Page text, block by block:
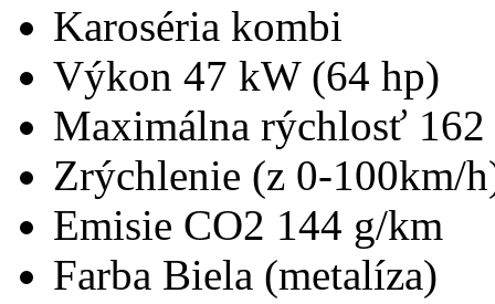
Karoséria kombi
Výkon 47 kW (64 hp)
Maximálna rýchlosť
Zrýchlenie (z 0-100km/
Emisie CO2 144 g/km
Farba Biela (metalíza)